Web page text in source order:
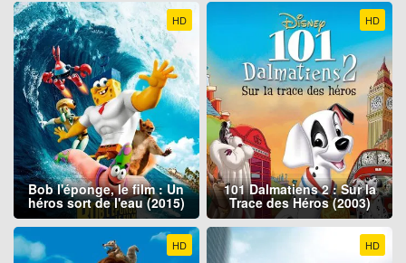
HD
Bob l'éponge, le film : Un
héros sort de l'eau (2015)
HD
101 Dalmatiens 2 : Sur la
Trace des Héros (2003)
HD HD